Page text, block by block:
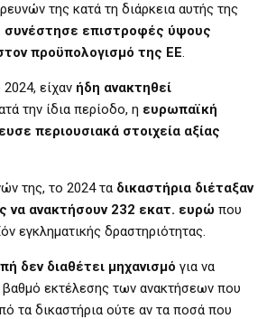
της κατά τη διάρκεια αυτής της
συνέστησε επιστροφές ύψους
προϋπολογισμό της ΕΕ.
είχαν ήδη ανακτηθεί
την ίδια περίοδο, η ευρωπαϊκή
περιουσιακά στοιχεία αξίας
της, το 2024 τα δικαστήρια διέταξαν
να ανακτήσουν 232 εκατ. ευρώ που
εγκληματικής δραστηριότητας.
δεν διαθέτει μηχανισμό για να
βαθμό εκτέλεσης των ανακτήσεων που
τα δικαστήρια ούτε αν τα ποσά που